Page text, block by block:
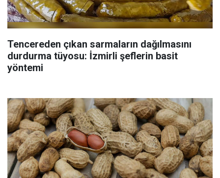
Tencereden çıkan sarmaların dağılmasını
durdurma tüyosu: İzmirli şeflerin basit
yöntemi